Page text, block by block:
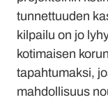
tunnettuuden
kilpailu on jo
kotimaisen
tapahtumaksi,
mahdollisuus